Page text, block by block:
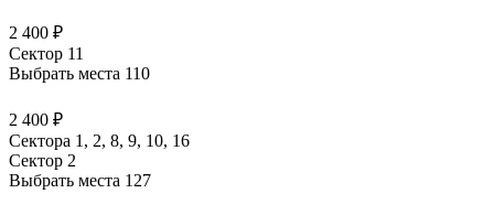
2 400 ₽
Сектор 11
Выбрать места 110
2 400 ₽
Сектора 1, 2, 8, 9, 10, 16
Сектор 2
Выбрать места 127